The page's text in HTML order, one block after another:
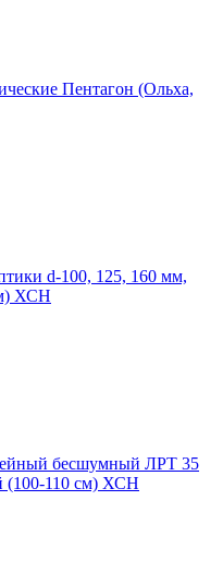
Пентагон (Ольха,
d-100, 125, 160 мм,
ХСН
бесшумный ЛРТ 35
(100-110 см) ХСН